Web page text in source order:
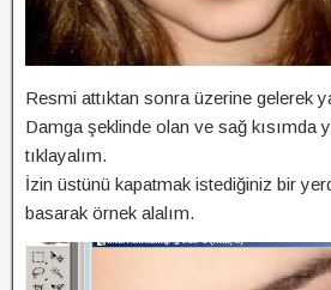
Resmi attıktan sonra üzerine gelerek
Damga şeklinde olan ve sağ kısımda
tıklayalım.
İzin üstünü kapatmak istediğiniz bir
basarak örnek alalım.